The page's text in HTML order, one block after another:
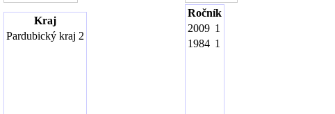
Kraj
Pardubický kraj 2
Ročník
2009 1
1984 1